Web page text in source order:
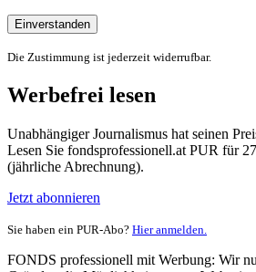
Einverstanden
Die Zustimmung ist jederzeit widerrufbar.
Werbefrei lesen
Unabhängiger Journalismus hat seinen
Lesen Sie fondsprofessionell.at PUR für
(jährliche Abrechnung).
Jetzt abonnieren
Sie haben ein PUR-Abo? Hier anmelden.
FONDS professionell mit Werbung: Wir